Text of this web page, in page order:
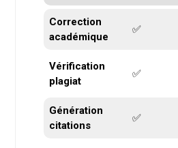
Correction
académique
✅
Vérification
plagiat
✅
Génération
citations
✅